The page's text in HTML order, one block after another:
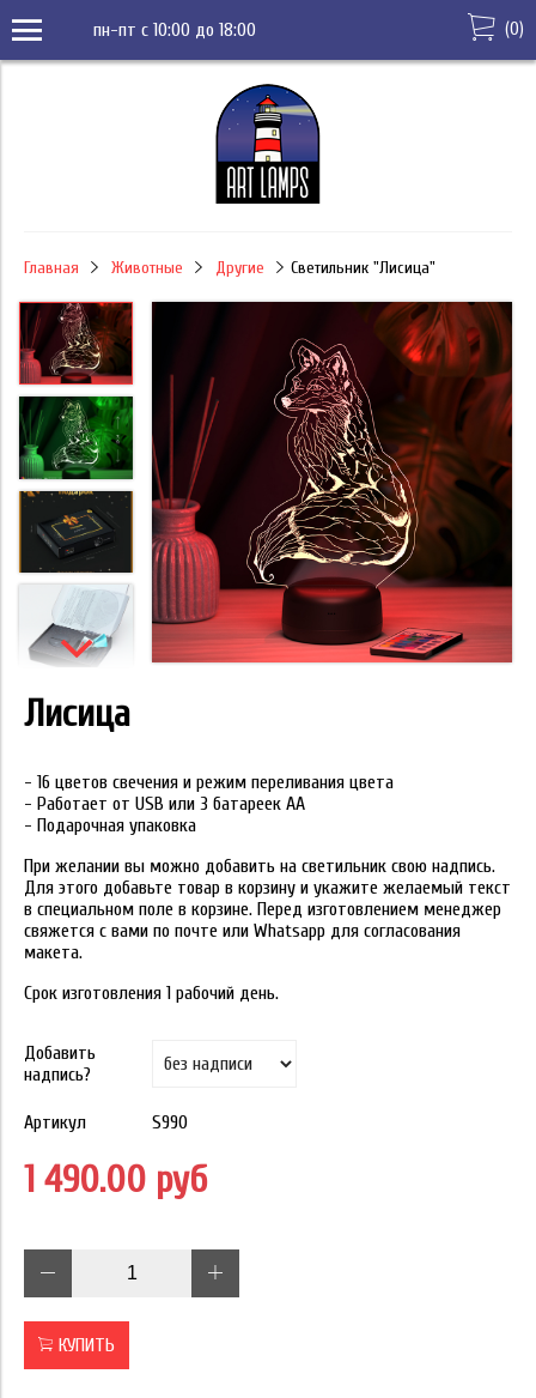
пн-пт с 10:00 до 18:00 (0)
Главная Животные Другие Светильник "Лисица"
Лисица
- 16 цветов свечения и режим переливания цвета
- Работает от USB или 3 батареек АА
- Подарочная упаковка
При желании вы можно добавить на светильник свою надпись.
Для этого добавьте товар в корзину и укажите желаемый текст
в специальном поле в корзине. Перед изготовлением менеджер
свяжется с вами по почте или Whatsapp для согласования
макета.
Срок изготовления 1 рабочий день.
Добавить
надпись?
Артикул S990
1 490.00 руб
КУПИТЬ